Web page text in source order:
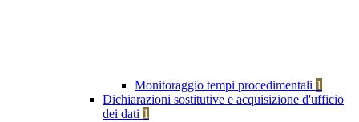
Monitoraggio tempi procedimentali 1
Dichiarazioni sostitutive e acquisizione d'ufficio
dei dati 1